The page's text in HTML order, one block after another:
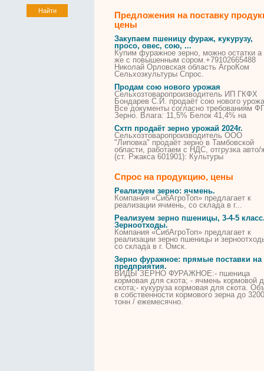
Предложения на поставку
цены
Закупаем пшеницу фураж, кукурузу,
просо, овес, сою, ...
Купим фуражное зерно, можно остатки а
же с повышенным сором.+79102665488
Николай Орловская область АгроКом
Сельхозкультуры Спрос.
Продам сою нового урожая
Сельхозтоваропроизводитель ИП ГКФХ
Бондарев С.И. продаёт сою нового
Все документы согласно требованиям
Зерно. Влага: 11,5% Белок 41,4% на
Схтп продаёт зерно урожай 2024г.
Сельхозтоваропроизводитель ООО
"Липовка" продаёт зерно в Тамбовской
области, работаем с НДС, отгрузка авто/
(ст. Ржакса 601901): Культуры
Спрос на продукцию, цены
Реализуем зерно: ячмень.
Компания «СибАгроТоп» предлагает к
реализации ячмень, со склада в г...
Реализуем зерно пшеницы, 3-4-5
Зерноотходы.
Компания «СибАгроТоп» предлагает к
реализации зернопшеницы и
со склада в г. Омск.
Зерно фуражное: прямые поставки на
предприятия.
ВИДЫЗЕРНО ФУРАЖНОЕ:- пшеница
кормовая для скота; - ячмень кормовой
скота;- кукуруза кормовая для скота.
в собственности кормовогозерна до 3200
тонн / ежемесячно.